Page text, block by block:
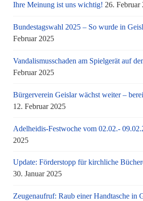
Ihre Meinung ist uns wichtig! 26. Februar
Bundestagswahl 2025 – So wurde in
Februar 2025
Vandalismusschaden am Spielgerät auf
Februar 2025
Bürgerverein Geislar wächst weiter –
12. Februar 2025
Adelheidis-Festwoche vom 02.02.-
2025
Update: Förderstopp für kirchliche
30. Januar 2025
Zeugenaufruf: Raub einer Handtasche in